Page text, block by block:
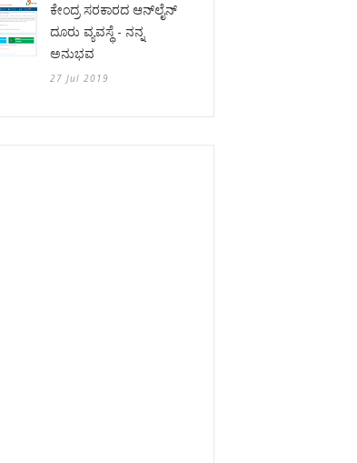
ಕೇಂದ್ರ ಸರಕಾರದ ಆನ್‌ಲೈನ್
ದೂರು ವ್ಯವಸ್ಥೆ - ನನ್ನ
ಅನುಭವ
27 Jul 2019